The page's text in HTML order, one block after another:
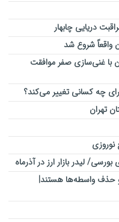
دریایی چابهار
با غنی‌سازی صفر موافقت
چه کسانی تغییر می‌کند؟
لیدر بازار ارز در آذرماه
و حذف واسطه‌ها هستند|